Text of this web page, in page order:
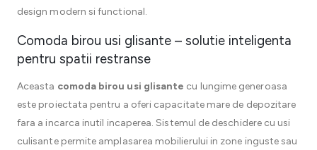
design modern si functional.
Comoda birou usi glisante – solutie inteligenta
pentru spatii restranse
Aceasta comoda birou usi glisante cu lungime generoasa
este proiectata pentru a oferi capacitate mare de depozitare
fara a incarca inutil incaperea. Sistemul de deschidere cu usi
culisante permite amplasarea mobilierului in zone inguste sau